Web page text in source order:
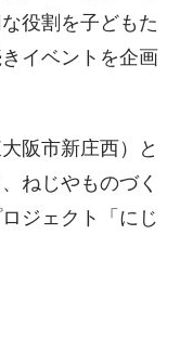
役割を子どもた
イベントを企画
阪市新庄西）と
ねじやものづく
ジェクト「にじ